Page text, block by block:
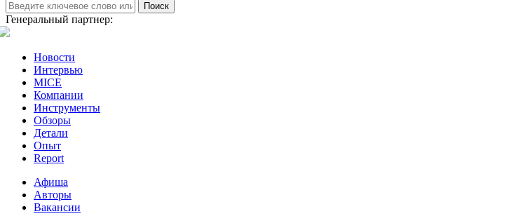
Поиск
Генеральный партнер:
Новости
Интервью
MICE
Компании
Инструменты
Обзоры
Детали
Опыт
Report
Афиша
Авторы
Вакансии